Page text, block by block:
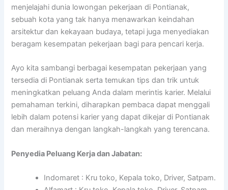
menjelajahi dunia lowongan pekerjaan di Pontianak,
sebuah kota yang tak hanya menawarkan keindahan
arsitektur dan kekayaan budaya, tetapi juga menyediakan
beragam kesempatan pekerjaan bagi para pencari kerja.
Ayo kita sambangi berbagai kesempatan pekerjaan yang
tersedia di Pontianak serta temukan tips dan trik untuk
meningkatkan peluang Anda dalam merintis karier. Melalui
pemahaman terkini, diharapkan pembaca dapat menggali
lebih dalam potensi karier yang dapat dikejar di Pontianak
dan meraihnya dengan langkah-langkah yang terencana.
Penyedia Peluang Kerja dan Jabatan:
Indomaret : Kru toko, Kepala toko, Driver, Satpam.